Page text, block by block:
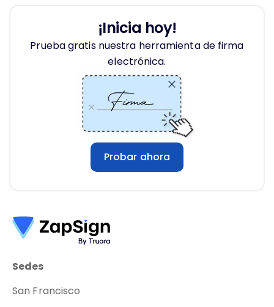
¡Inicia hoy!
Prueba gratis nuestra herramienta de firma
electrónica.
Probar ahora
Sedes
San Francisco